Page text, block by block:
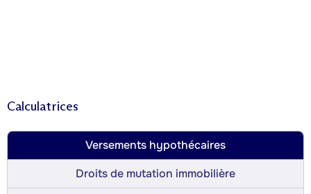
Calculatrices
Versements hypothécaires
Droits de mutation immobilière